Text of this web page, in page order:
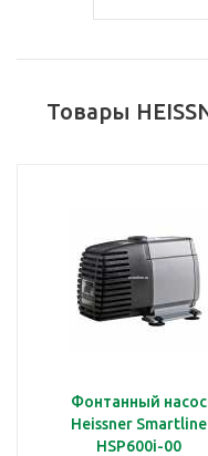
Товары
Фонтанный насос
Heissner Smartline
HSP600i-00